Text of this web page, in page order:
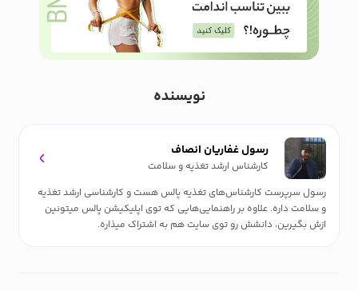
نویسنده
رسول غفاریان انصاف
کارشناس ارشد تغذیه و سلامت
رسول سرپرست کارشناس‌های تغذیه پالس هست و کارشناسی ارشد تغذیه
و سلامت داره. علاوه بر راهنمایی‌هایی که توی اپلیکیشن پالس میتونین
ازش بگیرین، دانشش رو توی سایت هم به اشتراک میذاره.